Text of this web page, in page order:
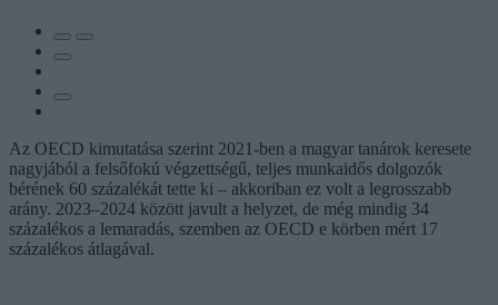
Az OECD kimutatása szerint 2021-ben a magyar tanárok keresete
nagyjából a felsőfokú végzettségű, teljes munkaidős dolgozók
bérének 60 százalékát tette ki – akkoriban ez volt a legrosszabb
arány. 2023–2024 között javult a helyzet, de még mindig 34
százalékos a lemaradás, szemben az OECD e körben mért 17
százalékos átlagával.